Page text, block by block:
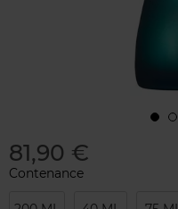
81,90 €
Contenance